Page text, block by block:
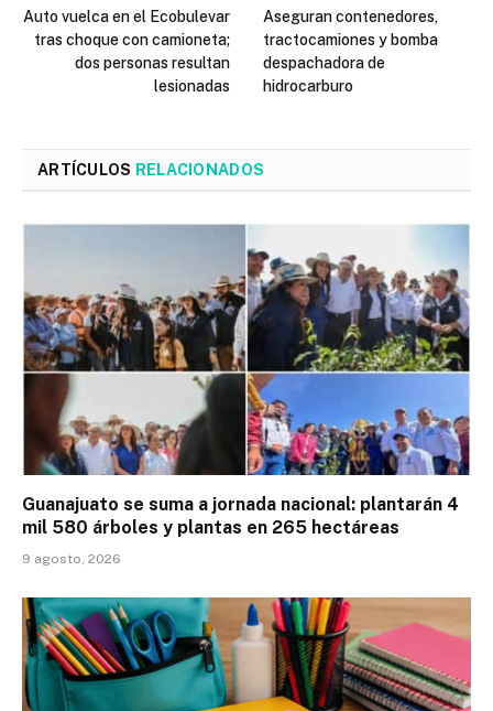
Auto vuelca en el Ecobulevar
tras choque con camioneta;
dos personas resultan
lesionadas
Aseguran contenedores,
tractocamiones y bomba
despachadora de
hidrocarburo
ARTÍCULOS RELACIONADOS
Guanajuato se suma a jornada nacional: plantarán 4
mil 580 árboles y plantas en 265 hectáreas
9 agosto, 2026